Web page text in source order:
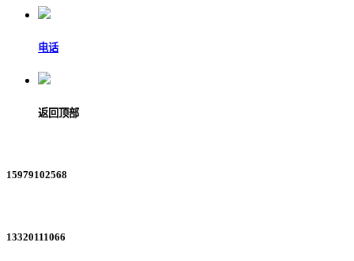
电话
返回顶部
15979102568
13320111066